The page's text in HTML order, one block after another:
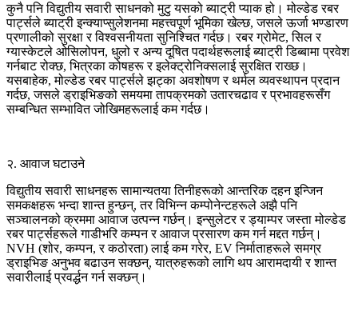
कुनै पनि विद्युतीय सवारी साधनको मुटु यसको ब्याट्री प्याक हो। मोल्डेड रबर
पार्ट्सले ब्याट्री इन्क्याप्सुलेशनमा महत्त्वपूर्ण भूमिका खेल्छ, जसले ऊर्जा भण्डारण
प्रणालीको सुरक्षा र विश्वसनीयता सुनिश्चित गर्दछ। रबर ग्रोमेट, सिल र
ग्यास्केटले ओसिलोपन, धुलो र अन्य दूषित पदार्थहरूलाई ब्याट्री डिब्बामा प्रवेश
गर्नबाट रोक्छ, भित्रका कोषहरू र इलेक्ट्रोनिक्सलाई सुरक्षित राख्छ।
यसबाहेक, मोल्डेड रबर पार्ट्सले झट्का अवशोषण र थर्मल व्यवस्थापन प्रदान
गर्दछ, जसले ड्राइभिङको समयमा तापक्रमको उतारचढाव र प्रभावहरूसँग
सम्बन्धित सम्भावित जोखिमहरूलाई कम गर्दछ।
२. आवाज घटाउने
विद्युतीय सवारी साधनहरू सामान्यतया तिनीहरूको आन्तरिक दहन इन्जिन
समकक्षहरू भन्दा शान्त हुन्छन्, तर विभिन्न कम्पोनेन्टहरूले अझै पनि
सञ्चालनको क्रममा आवाज उत्पन्न गर्छन्। इन्सुलेटर र ड्याम्पर जस्ता मोल्डेड
रबर पार्ट्सहरूले गाडीभरि कम्पन र आवाज प्रसारण कम गर्न मद्दत गर्छन्।
NVH (शोर, कम्पन, र कठोरता) लाई कम गरेर, EV निर्माताहरूले समग्र
ड्राइभिङ अनुभव बढाउन सक्छन्, यात्रुहरूको लागि थप आरामदायी र शान्त
सवारीलाई प्रवर्द्धन गर्न सक्छन्।